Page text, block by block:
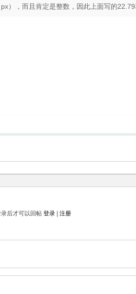
），而且肯定是整数，因此上面写的
录后才可以回帖登录 |注册